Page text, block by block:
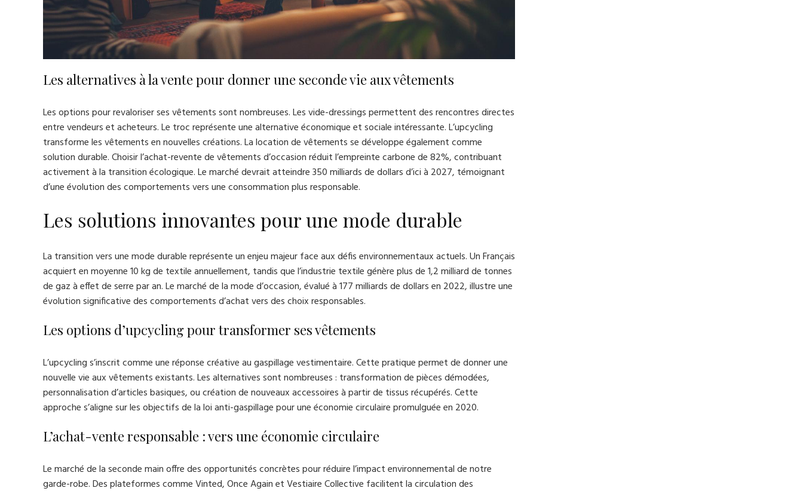
Les alternatives à la vente pour donner une seconde vie aux vêtements
Les options pour revaloriser ses vêtements sont nombreuses. Les vide-dressings permettent des rencontres directes
entre vendeurs et acheteurs. Le troc représente une alternative économique et sociale intéressante. L’upcycling
transforme les vêtements en nouvelles créations. La location de vêtements se développe également comme
solution durable. Choisir l’achat-revente de vêtements d’occasion réduit l’empreinte carbone de 82%, contribuant
activement à la transition écologique. Le marché devrait atteindre 350 milliards de dollars d’ici à 2027, témoignant
d’une évolution des comportements vers une consommation plus responsable.
Les solutions innovantes pour une mode durable
La transition vers une mode durable représente un enjeu majeur face aux défis environnementaux actuels. Un Français
acquiert en moyenne 10 kg de textile annuellement, tandis que l’industrie textile génère plus de 1,2 milliard de tonnes
de gaz à effet de serre par an. Le marché de la mode d’occasion, évalué à 177 milliards de dollars en 2022, illustre une
évolution significative des comportements d’achat vers des choix responsables.
Les options d’upcycling pour transformer ses vêtements
L’upcycling s’inscrit comme une réponse créative au gaspillage vestimentaire. Cette pratique permet de donner une
nouvelle vie aux vêtements existants. Les alternatives sont nombreuses : transformation de pièces démodées,
personnalisation d’articles basiques, ou création de nouveaux accessoires à partir de tissus récupérés. Cette
approche s’aligne sur les objectifs de la loi anti-gaspillage pour une économie circulaire promulguée en 2020.
L’achat-vente responsable : vers une économie circulaire
Le marché de la seconde main offre des opportunités concrètes pour réduire l’impact environnemental de notre
garde-robe. Des plateformes comme Vinted, Once Again et Vestiaire Collective facilitent la circulation des